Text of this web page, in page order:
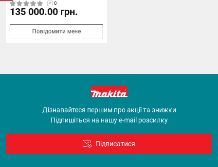
0
135 000.00 грн.
Повідомити мене
Дізнавайтеся першим про акції та знижки
Підпишіться на нашу e-mail розсилку
Підписатися